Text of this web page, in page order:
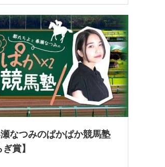
なつみのぱかぱか競馬塾
賞】